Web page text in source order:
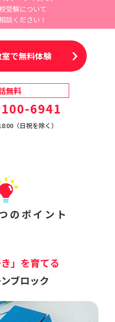
受験について
談ください！
で無料体験
無料
6941
（日祝を除く）
のポイント
き」を育てる
ブロック